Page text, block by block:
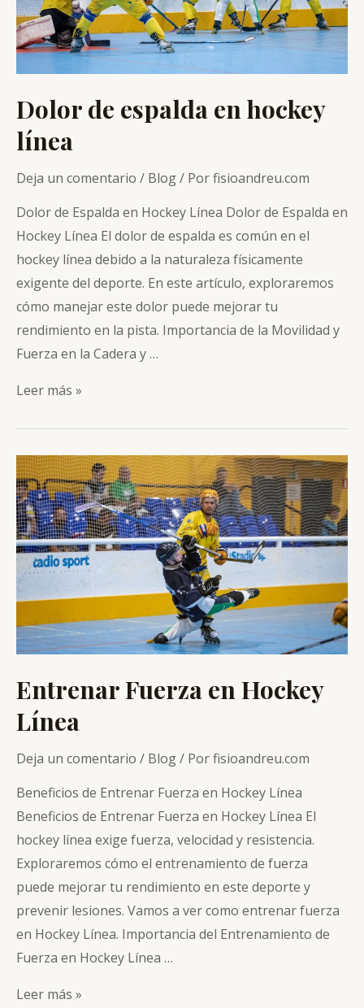
Dolor de espalda en hockey
línea
Deja un comentario / Blog/ Porfisioandreu.com
Dolor de Espalda en Hockey Línea Dolor de Espalda en
Hockey Línea El dolor de espalda es común en el
hockey línea debido a la naturaleza físicamente
exigente del deporte. En este artículo, exploraremos
cómo manejar este dolor puede mejorar tu
rendimiento en la pista. Importancia de la Movilidad y
Fuerza en la Cadera y …
Dolor
en
hockey
línea
Leer más »
Entrenar Fuerza en Hockey
Línea
Deja un comentario / Blog/ Porfisioandreu.com
Beneficios de Entrenar Fuerza en Hockey Línea
Beneficios de Entrenar Fuerza en Hockey Línea El
hockey línea exige fuerza, velocidad y resistencia.
Exploraremos cómo el entrenamiento de fuerza
puede mejorar tu rendimiento en este deporte y
prevenir lesiones. Vamos a ver como entrenar fuerza
en Hockey Línea. Importancia del Entrenamiento de
Fuerza en Hockey Línea …
Entrenar
Leer más »